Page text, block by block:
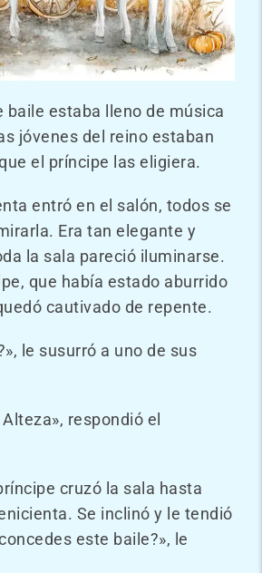
baile estaba lleno de música
jóvenes del reino estaban
el príncipe las eligiera.
entró en el salón, todos se
Era tan elegante y
la sala pareció iluminarse.
que había estado aburrido
cautivado de repente.
le susurró a uno de sus
respondió el
cruzó la sala hasta
Se inclinó y le tendió
este baile?», le